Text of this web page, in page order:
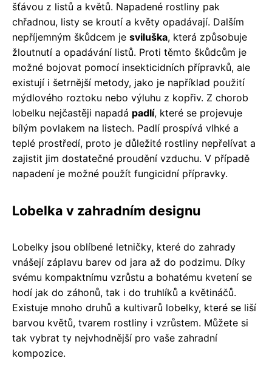
šťávou z listů a květů. Napadené rostliny pak
chřadnou, listy se kroutí a květy opadávají. Dalším
nepříjemným škůdcem je sviluška, která způsobuje
žloutnutí a opadávání listů. Proti těmto škůdcům je
možné bojovat pomocí insekticidních přípravků, ale
existují i ​​šetrnější metody, jako je například použití
mýdlového roztoku nebo výluhu z kopřiv. Z chorob
lobelku nejčastěji napadá padlí, které se projevuje
bílým povlakem na listech. Padlí prospívá vlhké a
teplé prostředí, proto je důležité rostliny nepřelívat a
zajistit jim dostatečné proudění vzduchu. V případě
napadení je možné použít fungicidní přípravky.
Lobelka v zahradním designu
Lobelky jsou oblíbené letničky, které do zahrady
vnášejí záplavu barev od jara až do podzimu. Díky
svému kompaktnímu vzrůstu a bohatému kvetení se
hodí jak do záhonů, tak i do truhlíků a květináčů.
Existuje mnoho druhů a kultivarů lobelky, které se liší
barvou květů, tvarem rostliny i vzrůstem. Můžete si
tak vybrat ty nejvhodnější pro vaše zahradní
kompozice.